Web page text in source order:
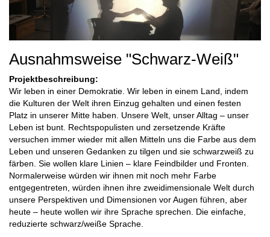
Ausnahmsweise "Schwarz-Weiß"
Projektbeschreibung:
Wir leben in einer Demokratie. Wir leben in einem Land, indem
die Kulturen der Welt ihren Einzug gehalten und einen festen
Platz in unserer Mitte haben. Unsere Welt, unser Alltag – unser
Leben ist bunt. Rechtspopulisten und zersetzende Kräfte
versuchen immer wieder mit allen Mitteln uns die Farbe aus dem
Leben und unseren Gedanken zu tilgen und sie schwarzweiß zu
färben. Sie wollen klare Linien – klare Feindbilder und Fronten.
Normalerweise würden wir ihnen mit noch mehr Farbe
entgegentreten, würden ihnen ihre zweidimensionale Welt durch
unsere Perspektiven und Dimensionen vor Augen führen, aber
heute – heute wollen wir ihre Sprache sprechen. Die einfache,
reduzierte schwarz/weiße Sprache.